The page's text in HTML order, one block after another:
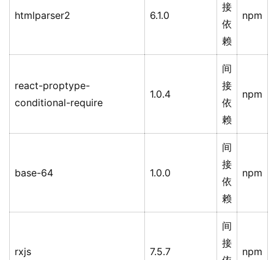
htmlparser2 6.1.0
接
依
赖
npm
react-proptype-
conditional-require
1.0.4
间
接
依
赖
npm
base-64 1.0.0
间
接
依
赖
npm
rxjs 7.5.7
间
接
npm